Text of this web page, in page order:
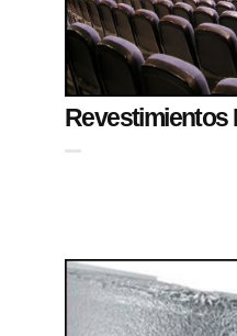
Revestimientos